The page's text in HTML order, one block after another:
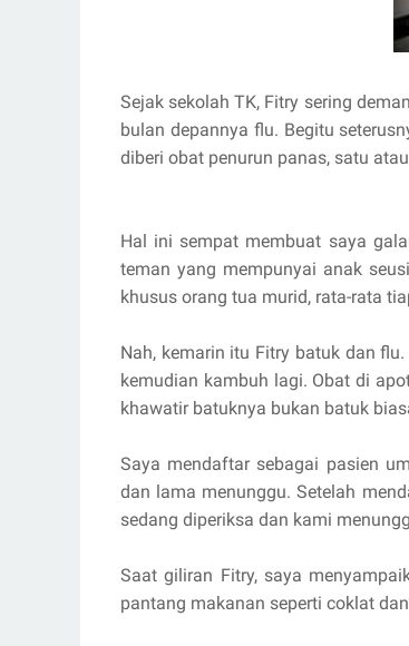
Sejak sekolah TK, Fitry sering
bulan depannya flu. Begitu
diberi obat penurun panas, satu
Hal ini sempat membuat saya
teman yang mempunyai anak
khusus orang tua murid, rata-rata
Nah, kemarin itu Fitry batuk dan
kemudian kambuh lagi. Obat di
khawatir batuknya bukan batuk
Saya mendaftar sebagai pasien
dan lama menunggu. Setelah
sedang diperiksa dan kami
Saat giliran Fitry, saya
pantang makanan seperti coklat